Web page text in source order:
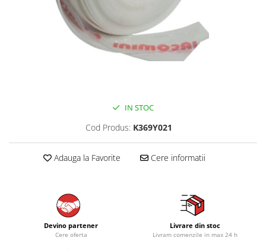
IN STOC
Cod Produs: K369Y021
Adauga la Favorite Cere informatii
Devino partener
Cere oferta
Livrare din stoc
Livram comenzile in max 24 h